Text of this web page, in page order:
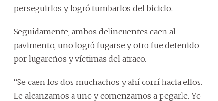
perseguirlos y logró tumbarlos del biciclo.
Seguidamente, ambos delincuentes caen al
pavimento, uno logró fugarse y otro fue detenido
por lugareños y víctimas del atraco.
“Se caen los dos muchachos y ahí corrí hacia ellos.
Le alcanzamos a uno y comenzamos a pegarle. Yo